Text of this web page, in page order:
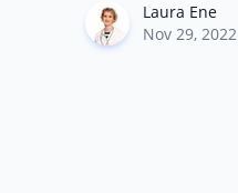
Laura EneLaura Ene
Nov 29, 2022